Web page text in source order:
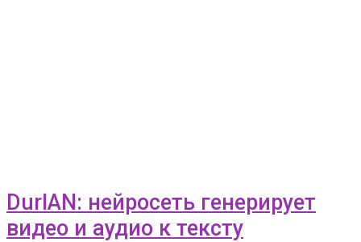
DurIAN: нейросеть генерирует
видео и аудио к тексту